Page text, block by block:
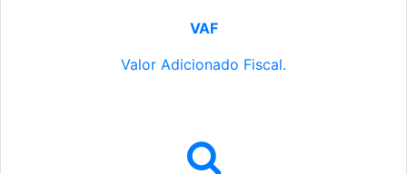
VAF
Valor Adicionado Fiscal.